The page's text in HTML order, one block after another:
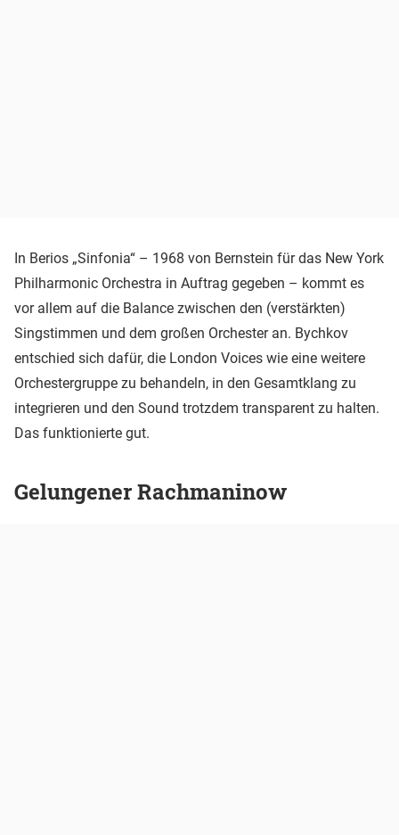
In Berios „Sinfonia“ – 1968 von Bernstein für das New York
Philharmonic Orchestra in Auftrag gegeben – kommt es
vor allem auf die Balance zwischen den (verstärkten)
Singstimmen und dem großen Orchester an. Bychkov
entschied sich dafür, die London Voices wie eine weitere
Orchestergruppe zu behandeln, in den Gesamtklang zu
integrieren und den Sound trotzdem transparent zu halten.
Das funktionierte gut.
Gelungener Rachmaninow